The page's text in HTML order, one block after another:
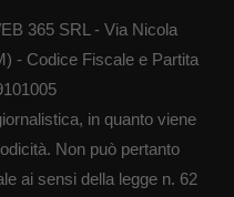
365 SRL - Via Nicola
- Codice Fiscale e Partita
in quanto viene
Non può pertanto
ai sensi della legge n. 62